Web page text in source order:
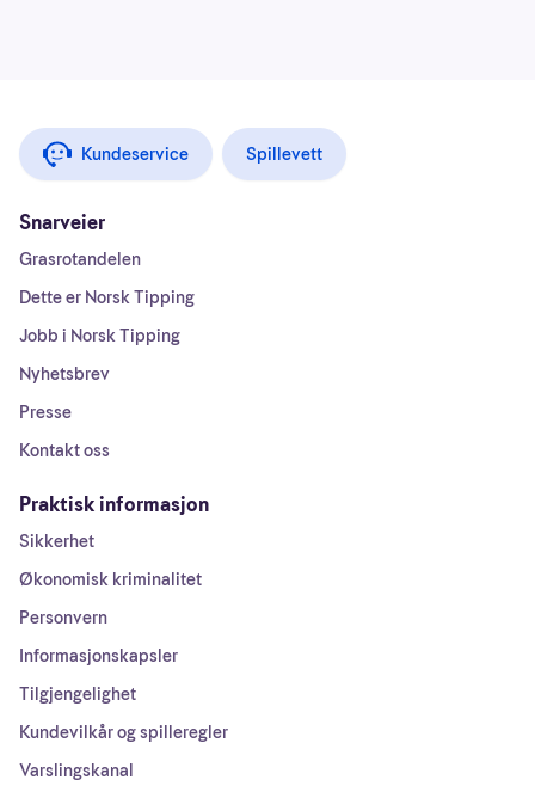
Kundeservice Spillevett
Snarveier
Grasrotandelen
Dette er Norsk Tipping
Jobb i Norsk Tipping
Nyhetsbrev
Presse
Kontakt oss
Praktisk informasjon
Sikkerhet
Økonomisk kriminalitet
Personvern
Informasjonskapsler
Tilgjengelighet
Kundevilkår og spilleregler
Varslingskanal